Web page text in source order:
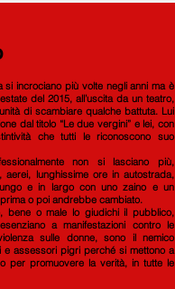
si incrociano più volte negli anni ma è
del 2015, all’uscita da un teatro,
di scambiare qualche battuta. Lui
dal titolo “Le due vergini” e lei, con
che tutti le riconoscono suo
non si lasciano più,
aerei, lunghissime ore in autostrada,
e in largo con uno zaino e un
o poi andrebbe cambiato.
bene o male lo giudichi il pubblico,
a manifestazioni contro le
sulle donne, sono il nemico
assessori pigri perché si mettono a
per promuovere la verità, in tutte le